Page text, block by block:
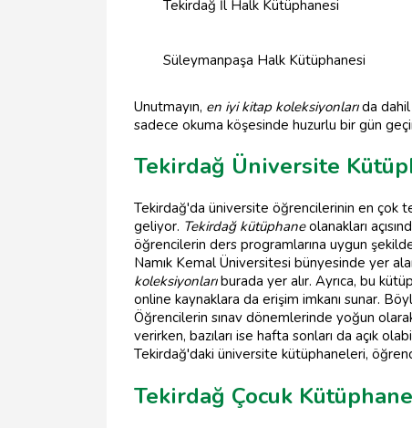
Tekirdağ İl Halk Kütüphanesi
Süleymanpaşa Halk Kütüphanesi
Unutmayın, en iyi kitap koleksiyonlarıda dahil
sadece okuma köşesinde huzurlu bir gün
Tekirdağ Üniversite
Tekirdağ'da üniversite öğrencilerinin en çok
geliyor. Tekirdağ kütüphaneolanakları
öğrencilerin ders programlarına uygun
Namık Kemal Üniversitesi bünyesinde yer
koleksiyonlarıburada yer alır. Ayrıca, bu
online kaynaklara da erişim imkanı sunar.
Öğrencilerin sınav dönemlerinde yoğun
verirken, bazıları ise hafta sonları da açık
Tekirdağ'daki üniversite kütüphaneleri,
Tekirdağ Çocuk